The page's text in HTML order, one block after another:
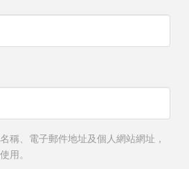
稱、電子郵件地址及個人網站網址，
用。